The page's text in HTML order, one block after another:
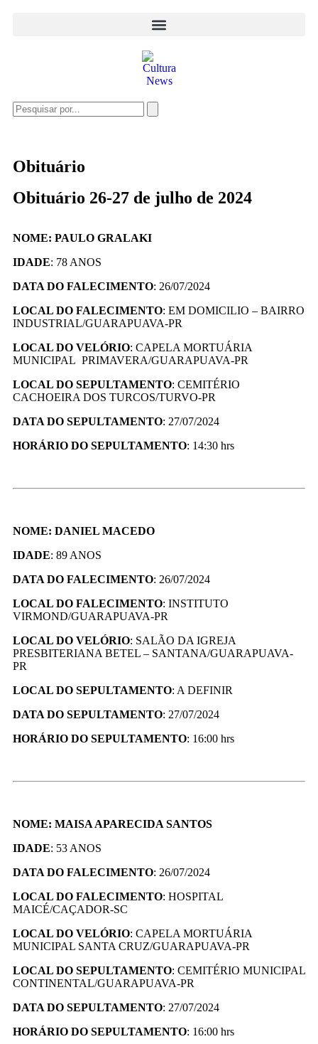
Obituário
Obituário 26-27 de julho de 2024
NOME: PAULO GRALAKI
IDADE: 78 ANOS
DATA DO FALECIMENTO: 26/07/2024
LOCAL DO FALECIMENTO: EM DOMICILIO – BAIRRO
INDUSTRIAL/GUARAPUAVA-PR
LOCAL DO VELÓRIO: CAPELA MORTUÁRIA
MUNICIPAL PRIMAVERA/GUARAPUAVA-PR
LOCAL DO SEPULTAMENTO: CEMITÉRIO
CACHOEIRA DOS TURCOS/TURVO-PR
DATA DO SEPULTAMENTO: 27/07/2024
HORÁRIO DO SEPULTAMENTO: 14:30 hrs
NOME: DANIEL MACEDO
IDADE: 89 ANOS
DATA DO FALECIMENTO: 26/07/2024
LOCAL DO FALECIMENTO: INSTITUTO
VIRMOND/GUARAPUAVA-PR
LOCAL DO VELÓRIO: SALÃO DA IGREJA
PRESBITERIANA BETEL – SANTANA/GUARAPUAVA-
PR
LOCAL DO SEPULTAMENTO: A DEFINIR
DATA DO SEPULTAMENTO: 27/07/2024
HORÁRIO DO SEPULTAMENTO: 16:00 hrs
NOME: MAISA APARECIDA SANTOS
IDADE: 53 ANOS
DATA DO FALECIMENTO: 26/07/2024
LOCAL DO FALECIMENTO: HOSPITAL
MAICÉ/CAÇADOR-SC
LOCAL DO VELÓRIO: CAPELA MORTUÁRIA
MUNICIPAL SANTA CRUZ/GUARAPUAVA-PR
LOCAL DO SEPULTAMENTO: CEMITÉRIO MUNICIPAL
CONTINENTAL/GUARAPUAVA-PR
DATA DO SEPULTAMENTO: 27/07/2024
HORÁRIO DO SEPULTAMENTO: 16:00 hrs